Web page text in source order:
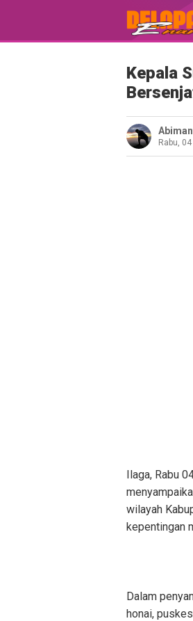
Kepala
Rabu,
Ilaga, Rabu
wilayah
kepentingan
Dalam
honai,